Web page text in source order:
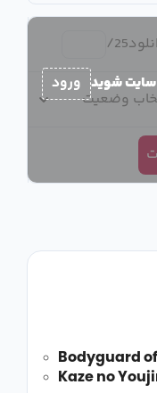
25
/
وضعیت
سایت شوید ورود
Bodyguard
Kaze no